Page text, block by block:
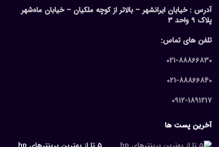
آدرس : خیابان ایرانشهر – بالاتر از کوچه ملکیان – خیابان ماه‌شهر
پلاک 9 واحد 3
تلفن های تماس:
021-88866830
021-88866840
0912-1891217
آخرین پست ها